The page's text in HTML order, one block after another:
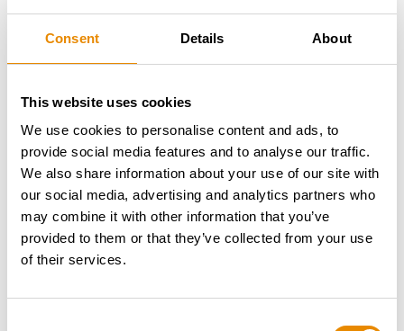
Consent Details About
This website uses cookies
We use cookies to personalise content and ads, to
provide social media features and to analyse our traffic.
We also share information about your use of our site with
our social media, advertising and analytics partners who
may combine it with other information that you’ve
provided to them or that they’ve collected from your use
of their services.
Telekommunikationsnetzearbeitet, ist ein
leistungsstarker STEIGERein
unverzichtbares
eine bewährte Lösung für vielfältige Einsätze in
für das
entgegengebrachte Vertrauen
und wünschen dem gesamten Team
viel Erfolg
sichere und erfolgreiche Einsätze
RUTHMANN STEIGER® T460